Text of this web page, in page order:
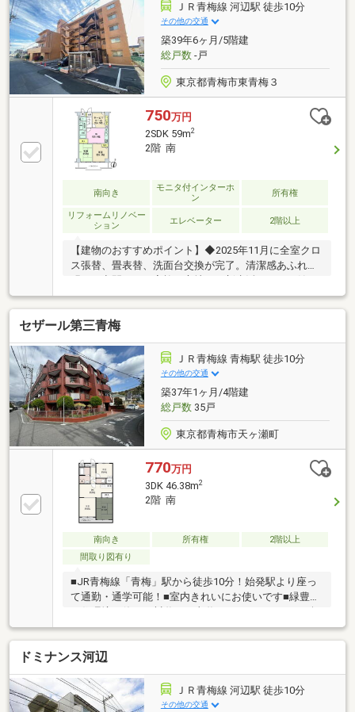
待ちしております。
ＪＲ青梅線 河辺駅 徒歩10分
その他の交通
築39年6ヶ月/5階建
総戸数-戸
東京都青梅市東青梅３
750万円
2SDK 59m2
2階 南
南向き
モニタ付インターホ
ン
所有権
リフォームリノベー
ション
エレベーター 2階以上
【建物のおすすめポイント】◆2025年11月に全室クロ
ス張替、畳表替、洗面台交換が完了。清潔感あふれる
られます。◆住戸は便利なエレベーター前。たくさん
お買い物をしてお荷物が重い日や、小さなお子様と一
緒のお出かけもスムーズに行え快適です。【周辺環
境・交通のおすすめポイント】◆河辺駅まで徒歩10
分。河辺駅からは東京行きの始発電車を利用できるた
め、毎日の都心への通勤も座ったまま読書や休息の時
間に変わります。◆駅前のイオンスタイルや近隣の商
業施設により、お仕事帰りや休日のショッピングも軽
快に。ご家族で笑顔で過ごすゆとりの時間が増える住
環境です。
セザール第三青梅
ＪＲ青梅線 青梅駅 徒歩10分
その他の交通
築37年1ヶ月/4階建
総戸数35戸
東京都青梅市天ヶ瀬町
770万円
3DK 46.38m2
2階 南
南向き 所有権
2階以上
間取り図有り
■JR青梅線「青梅」駅から徒歩10分！始発駅より座っ
て通勤・通学可能！■室内きれいにお使いです■緑豊か
しい立地■ぜひ一度ご検討ください
ドミナンス河辺
ＪＲ青梅線 河辺駅 徒歩10分
その他の交通